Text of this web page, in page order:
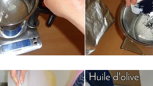
Huile d'olive